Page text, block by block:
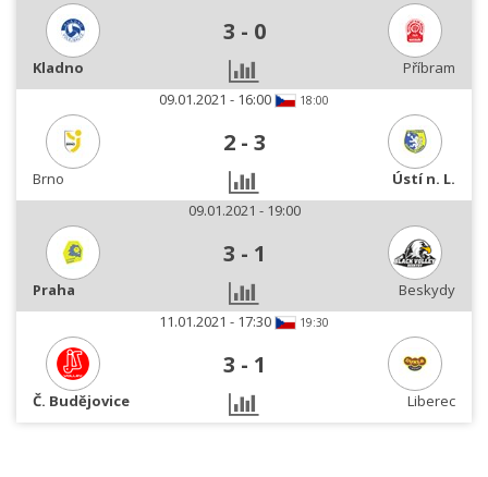
3 - 0
Kladno
Příbram
09.01.2021 - 16:00
18:00
2 - 3
Brno
Ústí n. L.
09.01.2021 - 19:00
3 - 1
Praha
Beskydy
11.01.2021 - 17:30
19:30
3 - 1
Č. Budějovice Liberec